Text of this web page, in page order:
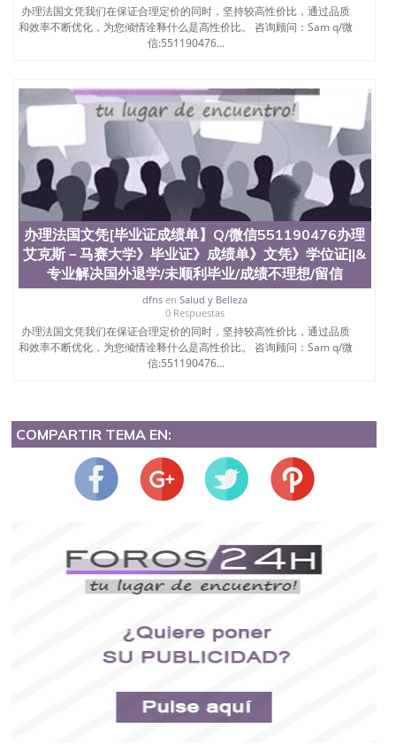
办理法国文凭我们在保证合理定价的同时，坚持较高性价比，通过品质
和效率不断优化，为您倾情诠释什么是高性价比。 咨询顾问：Sam q/微
信:551190476...
办理法国文凭[毕业证成绩单】Q/微信551190476办理
艾克斯－马赛大学》毕业证》成绩单》文凭》学位证||&
专业解决国外退学/未顺利毕业/成绩不理想/留信
dfnsen Salud y Belleza
0 Respuestas
办理法国文凭我们在保证合理定价的同时，坚持较高性价比，通过品质
和效率不断优化，为您倾情诠释什么是高性价比。 咨询顾问：Sam q/微
信:551190476...
COMPARTIR TEMA EN: